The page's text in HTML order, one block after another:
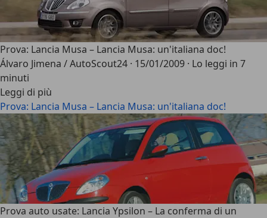
Prova: Lancia Musa – Lancia Musa: un'italiana doc!
Álvaro Jimena / AutoScout24 · 15/01/2009 · Lo leggi in 7
minuti
Leggi di più
Prova: Lancia Musa – Lancia Musa: un'italiana doc!
Prova auto usate: Lancia Ypsilon – La conferma di un